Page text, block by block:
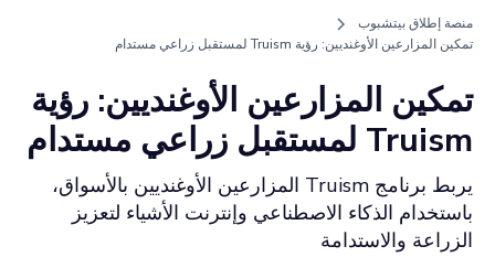
منصة إطلاق بيتشبوب
تمكين المزارعين الأوغنديين: رؤية Truism لمستقبل زراعي مستدام
تمكين المزارعين الأوغنديين: رؤية
Truism لمستقبل زراعي مستدام
يربط برنامج Truism المزارعين الأوغنديين بالأسواق،
باستخدام الذكاء الاصطناعي وإنترنت الأشياء لتعزيز
الزراعة والاستدامة